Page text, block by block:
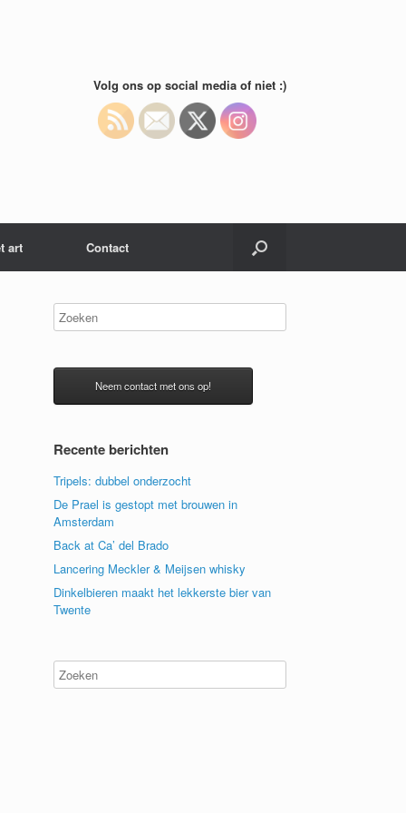
Volg ons op social media of niet :)
art Contact
Neem contact met ons op!
Recente berichten
Tripels: dubbel onderzocht
De Prael is gestopt met brouwen in
Amsterdam
Back at Ca’ del Brado
Lancering Meckler & Meijsen whisky
Dinkelbieren maakt het lekkerste bier van
Twente